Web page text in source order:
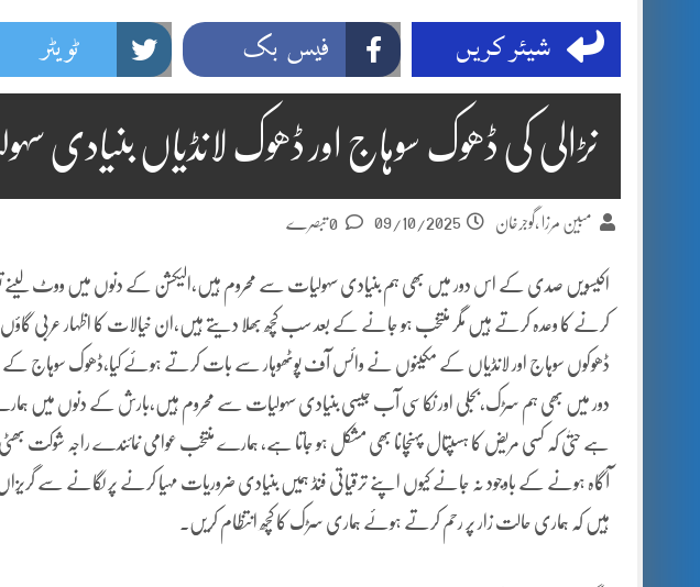
شیئر کریں فیس بک ٹویٹر
نڑالی کی ڈھوک سوہاج اور ڈھوک لانڈیاں بنیادی
مبین مرزا ,گوجرخان 09/10/2025
اکیسویں صدی کے اس دور میں بھی ہم بنیادی سہولیات سے محروم ہیں،الیکشن کے دنوں میں ووٹ لینے
کرنے کا وعدہ کرتے ہیں مگر منتخب ہو جانے کے بعد سب کچھ بھلا دیتے ہیں،ان خیالات کا اظہار عربی
ڈھوکوں سوہاج اور لانڈیاں کے مکینوں نے وائس آف پوٹھوہار سے بات کرتے ہوئے کیا،ڈھوک سوہاج کے
دور میں بھی ہم سڑک،بجلی اور نکاسی آب جیسی بنیادی سہولیات سے محروم ہیں،بارش کے دنوں میں ہمارے
ہے حتیٰ کہ کسی مریض کا ہسپتال پہنچانا بھی مشکل ہو جاتا ہے، ہمارے منتخب عوامی نمائندے راجہ شوکت
آگاہ ہونے کے باوجود نہ جانے کیوں اپنے ترقیاتی فنڈ ہمیں بنیادی ضروریات مہیا کرنے پر لگانے سے
ہیں کہ ہماری حالت زار پر رحم کرتے ہوئے ہماری سڑک کا کچھ انتظام کریں۔